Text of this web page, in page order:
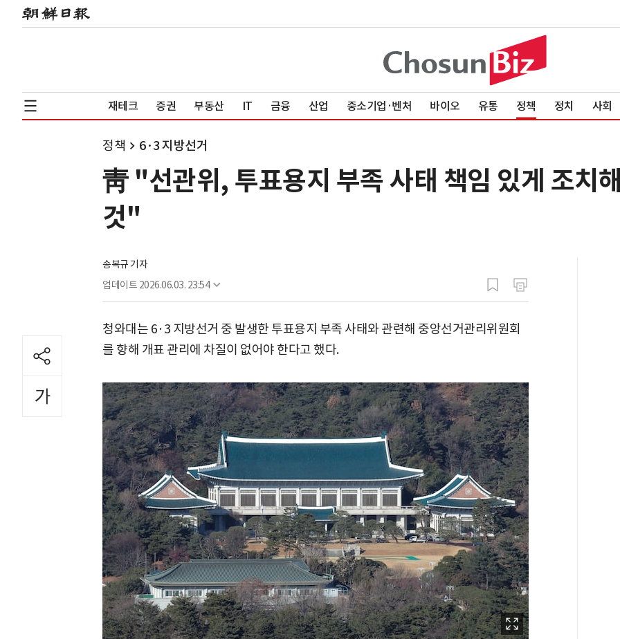
재테크 증권 부동산 IT 금융 산업 중소기업·벤처 바이오 유통 정책 정치 사회
정책 6·3 지방선거
靑 "선관위, 투표용지 부족 사태 책임 있게 조치
것"
송복규 기자
업데이트 2026.06.03. 23:54
청와대는 6·3 지방선거 중 발생한 투표용지 부족 사태와 관련해 중앙선거관리위원회
를 향해 개표 관리에 차질이 없어야 한다고 했다.